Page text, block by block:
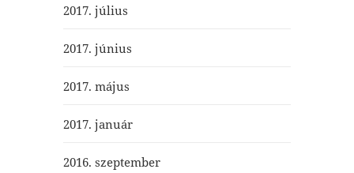
2017. július
2017. június
2017. május
2017. január
2016. szeptember